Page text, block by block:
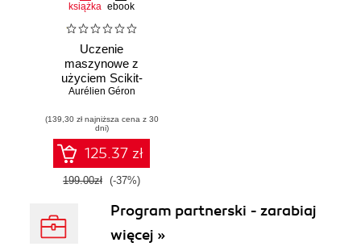
książka ebook
Uczenie
maszynowe z
użyciem Scikit-
Learn i PyTorch.
narzędzia i techniki
umożliwiające
konstruowanie
inteligentnych
systemów
Aurélien Géron
(139,30 zł najniższa cena z 30
dni)
125.37 zł
199.00zł (-37%)
Program partnerski - zarabiaj
więcej »